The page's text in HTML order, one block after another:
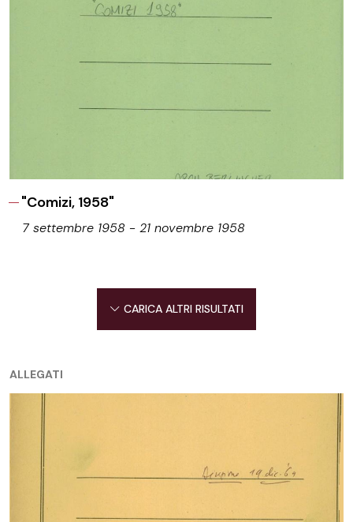
"Comizi, 1958"
7 settembre 1958 - 21 novembre 1958
CARICA ALTRI RISULTATI
ALLEGATI